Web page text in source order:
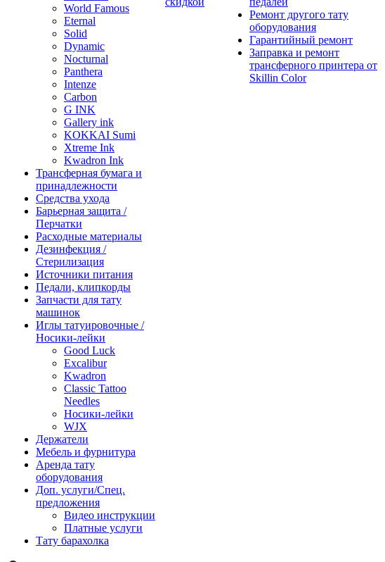
World Famous
Eternal
Solid
Dynamic
Nocturnal
Panthera
Intenze
Carbon
G INK
Gallery ink
KOKKAI Sumi
Xtreme Ink
Kwadron Ink
Трансферная бумага и
принадлежности
Средства ухода
Барьерная защита /
Перчатки
Расходные материалы
Дезинфекция /
Стерилизация
Источники питания
Педали, клипкорды
Запчасти для тату
машинок
Иглы татуировочные /
Носики-лейки
Good Luck
Excalibur
Kwadron
Classic Tattoo
Needles
Носики-лейки
WJX
Держатели
Мебель и фурнитура
Аренда тату
оборудования
Доп. услуги/Спец.
предложения
Видео инструкции
Платные услуги
Тату барахолка
Ремонт другого тату
оборудования
Гарантийный ремонт
Заправка и ремонт
трансферного принтера от
Skillin Color